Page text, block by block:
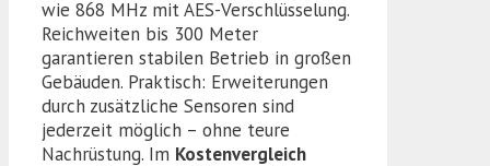
wie 868 MHz mit AES-Verschlüsselung.
Reichweiten bis 300 Meter
garantieren stabilen Betrieb in großen
Gebäuden. Praktisch: Erweiterungen
durch zusätzliche Sensoren sind
jederzeit möglich – ohne teure
Nachrüstung. Im Kostenvergleich